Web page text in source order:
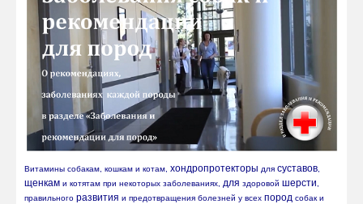
Витамины собакам, кошкам и котам, хондропротекторы для суставов
щенкам и котятам при некоторых заболеваниях, для здоровой шерсти
правильного развития и предотвращения болезней у всех пород собак и